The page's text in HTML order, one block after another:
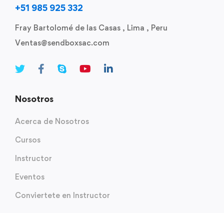
+51 985 925 332
Fray Bartolomé de las Casas , Lima , Peru
Ventas@sendboxsac.com
Nosotros
Acerca de Nosotros
Cursos
Instructor
Eventos
Conviertete en Instructor